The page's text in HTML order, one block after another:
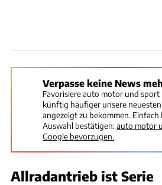
Verpasse keine News
Favorisiere auto motor und sport
künftig häufiger unsere
angezeigt zu bekommen.
Auswahl bestätigen:auto motor
Google bevorzugen.
Allradantrieb ist Serie